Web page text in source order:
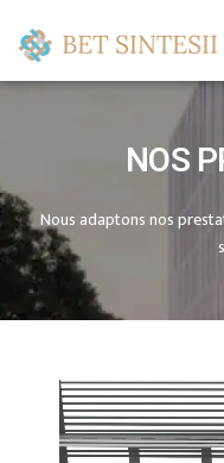
NOS
Nous adaptons nos